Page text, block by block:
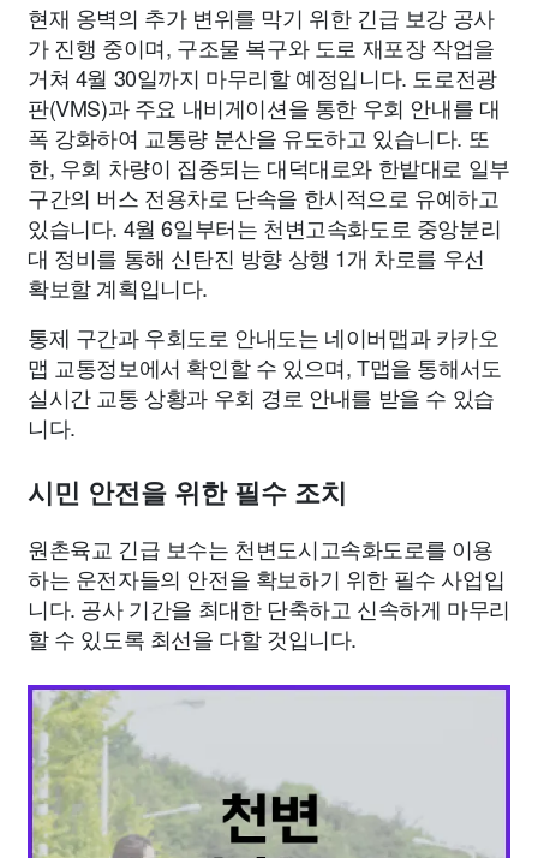
현재 옹벽의 추가 변위를 막기 위한 긴급 보강 공사
가 진행 중이며, 구조물 복구와 도로 재포장 작업을
거쳐 4월 30일까지 마무리할 예정입니다. 도로전광
판(VMS)과 주요 내비게이션을 통한 우회 안내를 대
폭 강화하여 교통량 분산을 유도하고 있습니다. 또
한, 우회 차량이 집중되는 대덕대로와 한밭대로 일부
구간의 버스 전용차로 단속을 한시적으로 유예하고
있습니다. 4월 6일부터는 천변고속화도로 중앙분리
대 정비를 통해 신탄진 방향 상행 1개 차로를 우선
확보할 계획입니다.
통제 구간과 우회도로 안내도는 네이버맵과 카카오
맵 교통정보에서 확인할 수 있으며, T맵을 통해서도
실시간 교통 상황과 우회 경로 안내를 받을 수 있습
니다.
시민 안전을 위한 필수 조치
원촌육교 긴급 보수는 천변도시고속화도로를 이용
하는 운전자들의 안전을 확보하기 위한 필수 사업입
니다. 공사 기간을 최대한 단축하고 신속하게 마무리
할 수 있도록 최선을 다할 것입니다.